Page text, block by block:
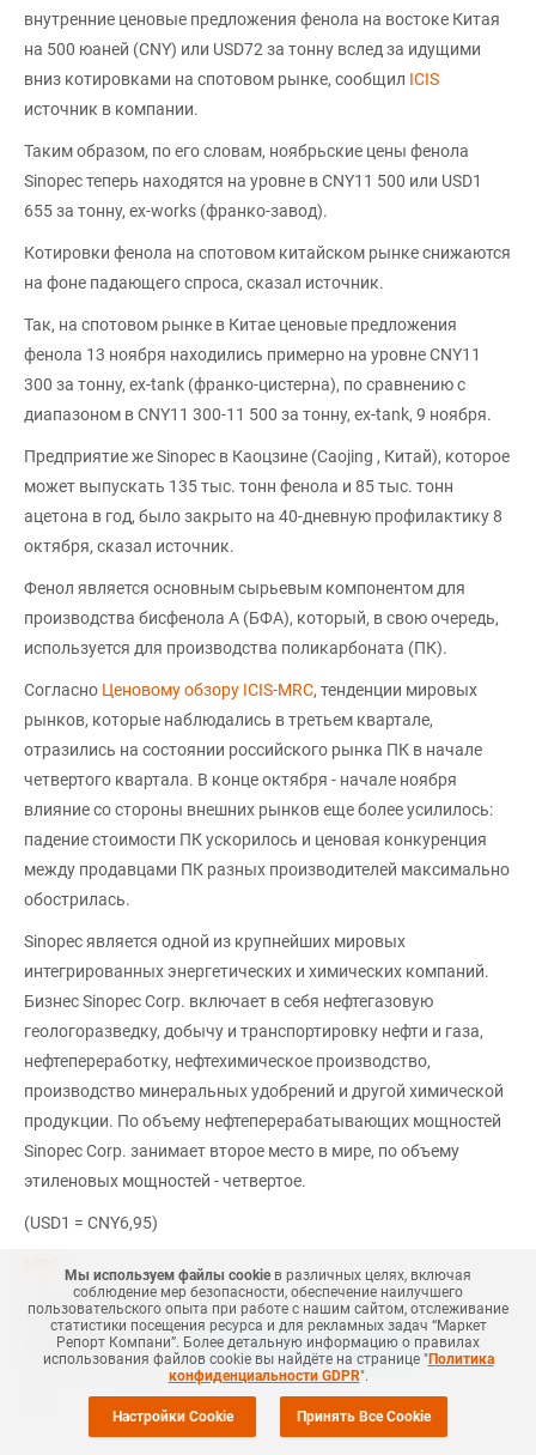
внутренние ценовые предложения фенола на востоке Китая
на 500 юаней (CNY) или USD72 за тонну вслед за идущими
вниз котировками на спотовом рынке, сообщил ICIS
источник в компании.
Таким образом, по его словам, ноябрьские цены фенола
Sinopec теперь находятся на уровне в CNY11 500 или USD1
655 за тонну, ex-works (франко-завод).
Котировки фенола на спотовом китайском рынке снижаются
на фоне падающего спроса, сказал источник.
Так, на спотовом рынке в Китае ценовые предложения
фенола 13 ноября находились примерно на уровне CNY11
300 за тонну, ex-tank (франко-цистерна), по сравнению с
диапазоном в CNY11 300-11 500 за тонну, ex-tank, 9 ноября.
Предприятие же Sinopec в Каоцзине (Caojing , Китай), которое
может выпускать 135 тыс. тонн фенола и 85 тыс. тонн
ацетона в год, было закрыто на 40-дневную профилактику 8
октября, сказал источник.
Фенол является основным сырьевым компонентом для
производства бисфенола А (БФА), который, в свою очередь,
используется для производства поликарбоната (ПК).
Согласно Ценовому обзору ICIS-MRC, тенденции мировых
рынков, которые наблюдались в третьем квартале,
отразились на состоянии российского рынка ПК в начале
четвертого квартала. В конце октября - начале ноября
влияние со стороны внешних рынков еще более усилилось:
падение стоимости ПК ускорилось и ценовая конкуренция
между продавцами ПК разных производителей максимально
обострилась.
Sinopec является одной из крупнейших мировых
интегрированных энергетических и химических компаний.
Бизнес Sinopec Corp. включает в себя нефтегазовую
геологоразведку, добычу и транспортировку нефти и газа,
нефтепереработку, нефтехимическое производство,
производство минеральных удобрений и другой химической
продукции. По объему нефтеперерабатывающих мощностей
Sinopec Corp. занимает второе место в мире, по объему
этиленовых мощностей - четвертое.
(USD1 = CNY6,95)
# НЕФТЕХИМИЯ # БИСФЕНОЛ А #ФЕНОЛ #КИТАЙ #РОССИЯ
НОВОСТЬ Еще4 +Добавить все теги в фильтр
Мы используем файлы cookieв различных целях, включая
соблюдение мер безопасности, обеспечение наилучшего
пользовательского опыта при работе с нашим сайтом, отслеживание
статистики посещения ресурса и для рекламных задач “Маркет
Репорт Компани”. Более детальную информацию о правилах
использования файлов cookie вы найдёте на странице "Политика
конфиденциальности GDPR".
Настройки Cookie Принять Все Cookie